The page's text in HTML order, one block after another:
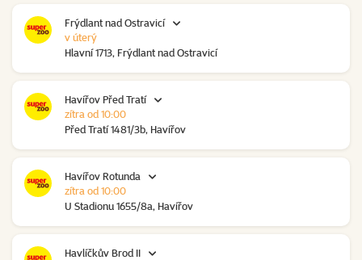
Frýdlant nad Ostravicí
Hlavní 1713, Frýdlant nad Ostravicí
v úterý
Havířov Před Tratí
Před Tratí 1481/3b, Havířov
zítra od 10:00
Havířov Rotunda
U Stadionu 1655/8a, Havířov
zítra od 10:00
Havlíčkův Brod II